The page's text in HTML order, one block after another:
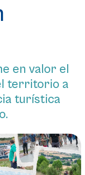
en valor el
territorio a
turística